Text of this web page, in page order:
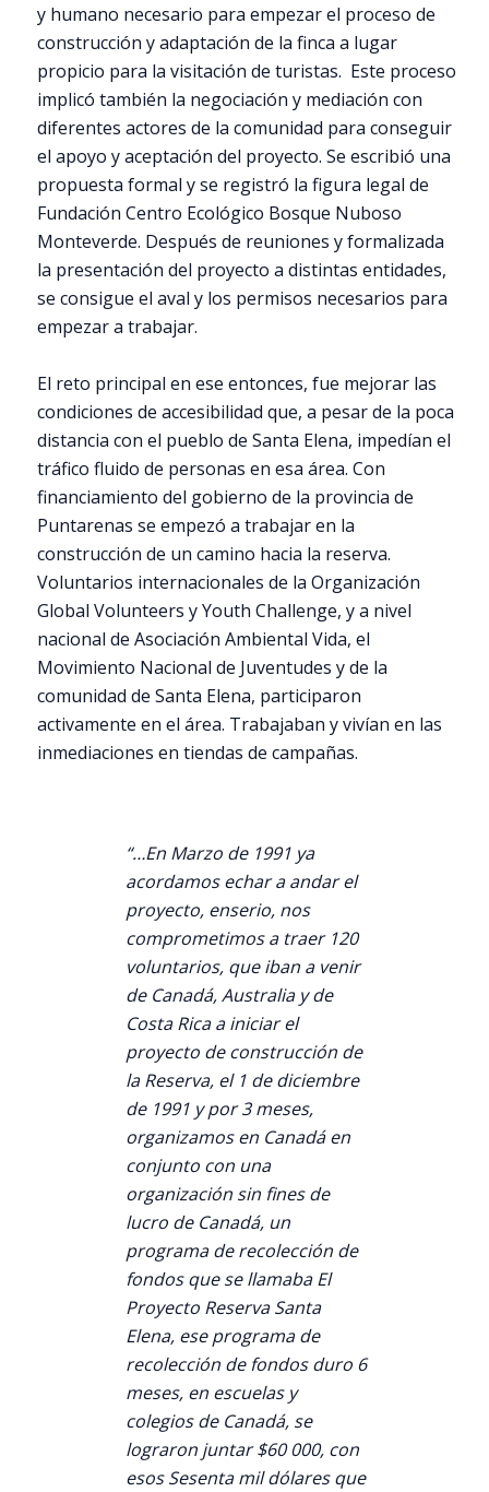
y humano necesario para empezar el proceso de
construcción y adaptación de la finca a lugar
propicio para la visitación de turistas. Este proceso
implicó también la negociación y mediación con
diferentes actores de la comunidad para conseguir
el apoyo y aceptación del proyecto. Se escribió una
propuesta formal y se registró la figura legal de
Fundación Centro Ecológico Bosque Nuboso
Monteverde. Después de reuniones y formalizada
la presentación del proyecto a distintas entidades,
se consigue el aval y los permisos necesarios para
empezar a trabajar.
El reto principal en ese entonces, fue mejorar las
condiciones de accesibilidad que, a pesar de la poca
distancia con el pueblo de Santa Elena, impedían el
tráfico fluido de personas en esa área. Con
financiamiento del gobierno de la provincia de
Puntarenas se empezó a trabajar en la
construcción de un camino hacia la reserva.
Voluntarios internacionales de la Organización
Global Volunteers y Youth Challenge, y a nivel
nacional de Asociación Ambiental Vida, el
Movimiento Nacional de Juventudes y de la
comunidad de Santa Elena, participaron
activamente en el área. Trabajaban y vivían en las
inmediaciones en tiendas de campañas.
“…En Marzo de 1991 ya
acordamos echar a andar el
proyecto, enserio, nos
comprometimos a traer 120
voluntarios, que iban a venir
de Canadá, Australia y de
Costa Rica a iniciar el
proyecto de construcción de
la Reserva, el 1 de diciembre
de 1991 y por 3 meses,
organizamos en Canadá en
conjunto con una
organización sin fines de
lucro de Canadá, un
programa de recolección de
fondos que se llamaba El
Proyecto Reserva Santa
Elena, ese programa de
recolección de fondos duro 6
meses, en escuelas y
colegios de Canadá, se
lograron juntar $60 000, con
esos Sesenta mil dólares que